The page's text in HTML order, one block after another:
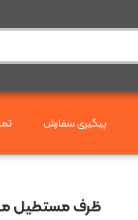
پیگیری سفارش
ظرف مستطیل